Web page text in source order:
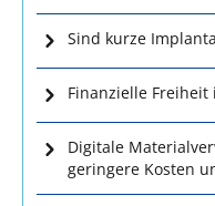
Sind kurze
Finanzielle Freiheit
Digitale
geringere Kosten